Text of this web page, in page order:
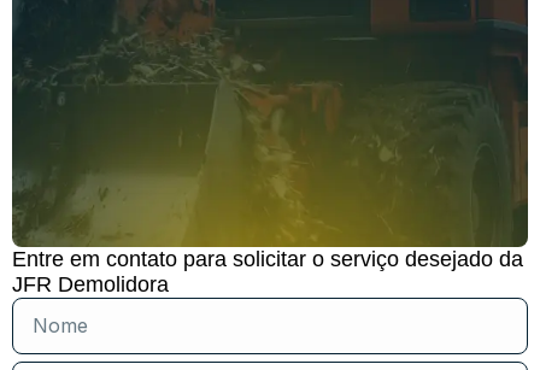
Entre em contato para solicitar o serviço desejado da
JFR Demolidora